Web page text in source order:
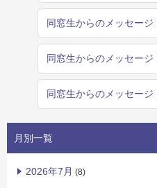
同窓生からのメッセージ
同窓生からのメッセージ
同窓生からのメッセージ
月別一覧
2026年7月 (8)